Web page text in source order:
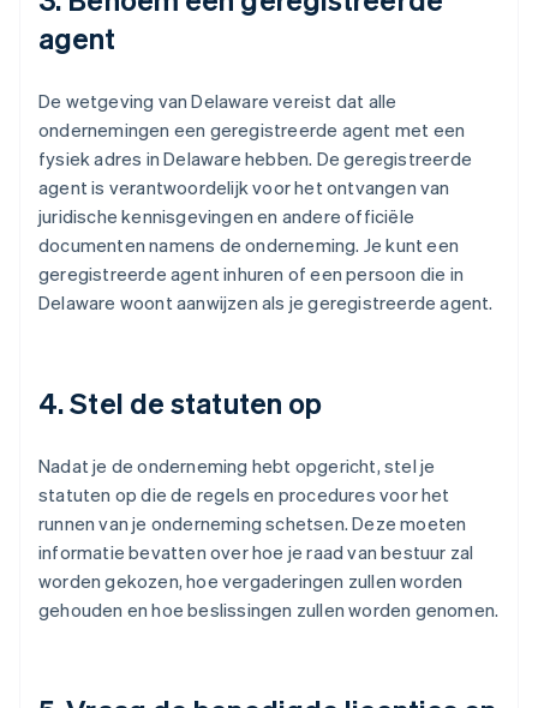
agent
De wetgeving van Delaware vereist dat alle
ondernemingen een geregistreerde agent met een
fysiek adres in Delaware hebben. De geregistreerde
agent is verantwoordelijk voor het ontvangen van
juridische kennisgevingen en andere officiële
documenten namens de onderneming. Je kunt een
geregistreerde agent inhuren of een persoon die in
Delaware woont aanwijzen als je geregistreerde agent.
4. Stel de statuten op
Nadat je de onderneming hebt opgericht, stel je
statuten op die de regels en procedures voor het
runnen van je onderneming schetsen. Deze moeten
informatie bevatten over hoe je raad van bestuur zal
worden gekozen, hoe vergaderingen zullen worden
gehouden en hoe beslissingen zullen worden genomen.